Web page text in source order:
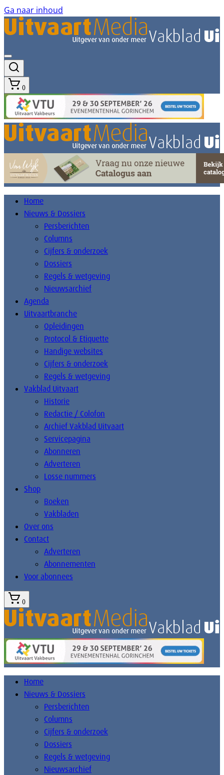
Ga naar inhoud
0
Home
Nieuws & Dossiers
Persberichten
Columns
Cijfers & onderzoek
Dossiers
Regels & wetgeving
Nieuwsarchief
Agenda
Uitvaartbranche
Opleidingen
Protocol & Etiquette
Handige websites
Cijfers & onderzoek
Regels & wetgeving
Vakblad Uitvaart
Historie
Redactie / Colofon
Archief Vakblad Uitvaart
Servicepagina
Abonneren
Adverteren
Losse nummers
Shop
Boeken
Vakbladen
Over ons
Contact
Adverteren
Abonnementen
Voor abonnees
0
Home
Nieuws & Dossiers
Persberichten
Columns
Cijfers & onderzoek
Dossiers
Regels & wetgeving
Nieuwsarchief